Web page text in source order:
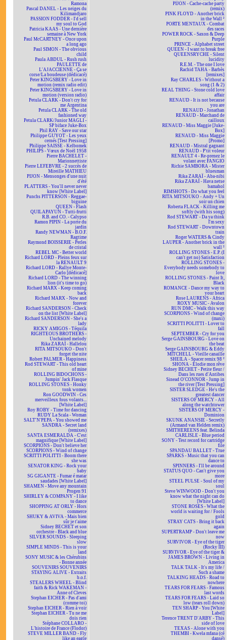
Ramona
Pascal DANEL - Les neiges du
Kilimandjaro
PASSION FODDER - I'd sell
my soul to God
Patricia KAAS - Une dernière
semaine à New York
Paul McCARTNEY - Once upon
a long ago
Paul SIMON - The obvious
child
Paula ABDUL - Rush rush
PAULETTE de
L'AJACCIENNE - Ça se
corse/La boudeuse (dédicacé)
Peter KINGSBERY - Love in
motion (remix radio edit)
Peter KINGSBERY - Love in
motion (version radio)
Petula CLARK - Don't cry for
me Argentina
Petula CLARK - The old
fashioned way
Petula CLARK/Junior MAGLI -
SP biface Juke-Box
Phil RAY - Save our star
Philippe GUYOT - Les yeux
cernés [Test Pressing]
Philippe SAISSE - Kelbomek
PHILIPS - Vœux de Noël 1958
Pierre BACHELET -
Marionnettiste
Pierre LEFEBVRE - 2 succès de
Mireille MATHIEU
PIJON - Mensonges d'une nuit
d'été
PLATTERS - You'll never never
know [White Label]
Punchs PITTERSON - Reggae-
biguine
QUEEN - Flash
QUILAPAYUN - Tutti-frutti
R.B. and CO. - Calypso
Ramon PIPIN - La porte du
jardin
Randy NEWMAN - B.O.F.
Ragtime
Raymond BOISSERIE - Perles
de cristal
REBEL MC - Better world
Richard LORD - Pleins feux sur
la RENAULT 9
Richard LORD - Rallye Monte-
Carlo [dédicacé]
Richard LORD - The winning
lion (it's time to go)
Richard MARX - Keep coming
back
Richard MARX - Now and
forever
Richard SANDERSON - Check
on the list [White Label]
Richard SANDERSON - She's a
lady
RICKY AMIGOS - Téquila
RIGHTEOUS BROTHERS -
Unchained melody
Rika ZARAÏ - Hallelou
RITA MITSOUKO - Don't
forget the nite
Robert PALMER - Happiness
Rod STEWART - This old heart
of mine
ROLLING BIDOCHONS -
Jumpin' Jack Flasque
ROLLING STONES - Honky
tonk women
Ron GOODWIN - Ces
merveilleux fous volants...
[White Label]
Roy ROBY - Time for dancing
RUDY La Scala - Woman
SALT'N'PEPA - You showed me
SANDRA - Secret land
(remixes)
SANTA ESMERALDA - C'est
magnifique [White Label]
SCORPIONS - Don't believe her
SCORPIONS - Wind of change
SCRITTI POLITTI - Boom there
she was
SENATOR KING - Rock your
baby
SG GIGANTE - Fumar é matar
saudades [White Label]
SHAMEN - Move any mountain
Progen 91
SHIRLEY & COMPANY - I like
to dance
SHOPPING AT ORLY - Hors
commerce
SHUKY & AVIVA - Mais bien
sûr je t'aime
Sidney BECHET et son
orchestre - Black and blue
SILVER SOUNDS - Sleeping
slow
SIMPLE MINDS - This is your
land
SONY MUSIC & les Chérubins
- Bonne année
SOUVENIRS SOUVENIRS
STAYING ALIVE - Extraits
b.o.f.
STEALERS WHEEL - Blind
faith & Rick WAKEMAN -
Anne of Cleves
Stephan EICHER - Pas d'ami
(comme toi)
Stephan EICHER - Rien à voir
Stephan EICHER - Tu ne me
dois rien
Stéphane COLLARO -
L'histoire de France (Flodor)
STEVE MILLER BAND - Fly
like an eagle
PIJON - Cache-cache party
(remix)
PINK FLOYD - Another brick
in the Wall ²
PORTE MENTAUX - Combat
des races
POWER ROCK - Saxon & Deep
Purple
PRINCE - Alphabet street
QUEEN - I want to break free
QUEENSRYCHE - Silent
lucidity
R.E.M. - The one I love
Rachid TAHA - Barbès
[remixes]
Ray CHARLES - Without a
song (1 & 2)
REAL THING - Stone cold love
affair
RENAUD - It is not because
you are
RENAUD - Jonathan
RENAUD - Marchand de
cailloux
RENAUD - Miss Maggie [Juke-
Box]
RENAUD - Miss Maggie
[Promo]
RENAUD - Mistral gagnant
RENAUD - P'tit voleur
RENAULT 4 - Re-prenez le
volant avec FANGIO
Richie SAMBORA - Mister
bluesman
Rika ZARAÏ - Aba-nibi
Rika ZARAÏ - Hava netse
bamahol
RIMSHOTS - Do what you feel
RITA MITSOUKO - Andy + Un
soir un chien
Roberta FLACK - Killing me
softly (with his song)
Rod STEWART - Da ya think
I'm sexy
Rod STEWART - Downtown
train
Roger WATERS & Cindy
LAUPER - Another brick in the
wall ²
ROLLING STONES - E.P. (I
can't get no) Satisfaction
ROLLING STONES -
Everybody needs somebody to
love
ROLLING STONES - Paint It,
Black
ROMANCE - Dance my way to
your heart
Rose LAURENS - Africa
ROXY MUSIC - Avalon
RUN DMC - Walk this way
SCORPIONS - Wind of change
(maxi)
SCRITTI POLITTI - Lover to
fall
SEPTEMBER - Cry for you
Serge GAINSBOURG - Love on
the beat
Serge GAINSBOURG & Eddy
MITCHELL - Vieille canaille
SHEILA - Spacer remix 98 ²
SHONA - Elodie mon rêve
Sidney BECHET - Petite fleur /
Dans les rues d'Antibes
Sinead O'CONNOR - Jump in
the river [Test Pressing]
SISTER SLEDGE - He's the
greatest dancer
SISTERS OF MERCY - All
along the watchtower
SISTERS OF MERCY -
Dominion
SKUNK ANANSIE - Secretly
(Armand van Helden remix)
SMITHEREENS feat. Belinda
CARLISLE - Blue period
SONY - Test record for cartridge
file
SPANDAU BALLET - True
SPARKS - Music that you can
dance to
SPINNERS - I'll be around
STATUS QUO - Can't give you
more
STEEL PULSE - Soul of my
soul
Steve WINWOOD - Don't you
know what the night can do
[White Label]
STONE ROSES - What the
world is waiting for / Fools
gold
STRAY CATS - Bring it back
again
SUPERTRAMP - Don't leave me
now
SURVIVOR - Eye of the tiger
(Rocky III)
SURVIVOR - Eye of the tiger &
JAMES BROWN - Living in
America
TALK TALK - It's my life /
Such a shame
TALKING HEADS - Road to
nowhere
TEARS FOR FEARS - Famous
last words
TEARS FOR FEARS - Laid so
low (tears roll down)
TEN SHARP - You [White
Label]
Terence TRENT D'ARBY - This
side of love
TEXAS - Alone with you
THEMBI - Kwela mfana (cé
dansé)